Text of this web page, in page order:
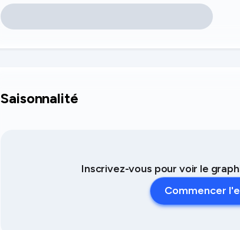
Saisonnalité
Inscrivez-vous pour voir le
Commencer